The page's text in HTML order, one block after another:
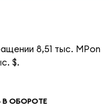
8,51 тыс. MPon
$.
ОБОРОТЕ